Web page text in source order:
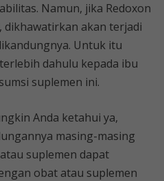
Namun, jika Redoxon
dikhawatirkan akan terjadi
Untuk itu
dahulu kepada ibu
suplemen ini.
Anda ketahui ya,
masing-masing
suplemen dapat
obat atau suplemen